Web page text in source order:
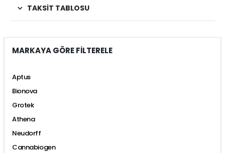
TAKSIT TABLOSU
MARKAYA GÖRE FİLTERELE
Aptus
Bionova
Grotek
Athena
Neudorff
Cannabiogen